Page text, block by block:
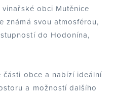
obci Mutěnice
známá svou atmosférou,
do Hodonína,
části obce a nabízí ideální
a možností dalšího